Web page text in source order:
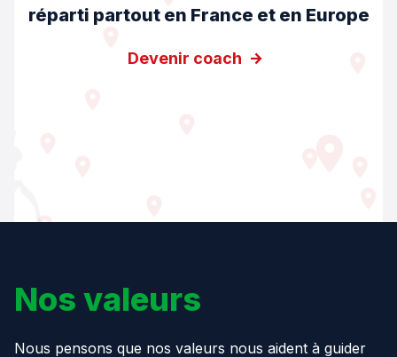
réparti partout en France et en Europe
Devenir coach
Nos valeurs
Nous pensons que nos valeurs nous aident à guider